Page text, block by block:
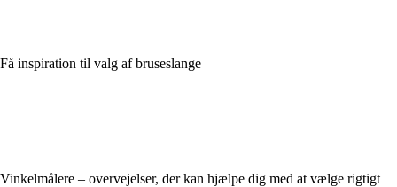
Få inspiration til valg af bruseslange
Vinkelmålere – overvejelser, der kan hjælpe dig med at vælge rigtigt